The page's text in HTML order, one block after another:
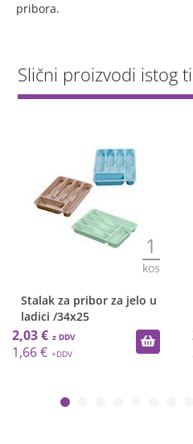
pribora.
Slični proizvodi istog
1
kos
Stalak za pribor za jelo u
ladici /34x25
2,03 €
1,66 €